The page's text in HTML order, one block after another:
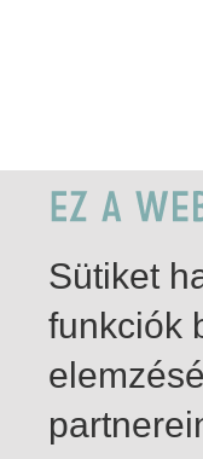
Sütiket
funkciók